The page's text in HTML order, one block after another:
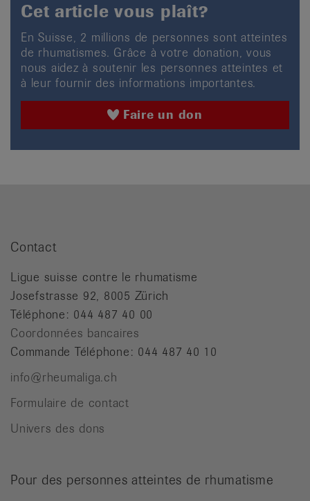
Cet article vous plaît?
En Suisse, 2 millions de personnes sont atteintes
de rhumatismes. Grâce à votre donation, vous
nous aidez à soutenir les personnes atteintes et
à leur fournir des informations importantes.
Faire un don
Contact
Ligue suisse contre le rhumatisme
Josefstrasse 92, 8005 Zürich
Téléphone: 044 487 40 00
Coordonnées bancaires
Commande Téléphone: 044 487 40 10
info@rheumaliga.ch
Formulaire de contact
Univers des dons
Pour des personnes atteintes de rhumatisme